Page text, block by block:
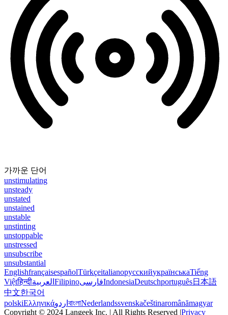
가까운 단어
unstimulating
unsteady
unstated
unstained
unstable
unstinting
unstoppable
unstressed
unsubscribe
unsubstantial
EnglishfrançaisespañolTürkçeitalianoрусскийукраїнськаTiếng
Việtहिन्दीالعربية FilipinoفارسیIndonesiaDeutschportuguês日本語
中文한국어
polskiΕλληνικάاردو বাংলাNederlandssvenskačeštinaromânămagyar
Copyright © 2024 Langeek Inc. | All Rights Reserved |Privacy